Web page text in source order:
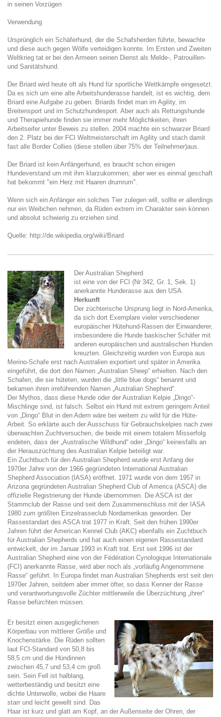
in seinen Vorzügen
Verwendung
Ursprünglich ein Schäferhund, der die Schafsherden führte, bewachte
und diese auch gegen Wölfe verteidigen konnte. Im Ersten und Zweiten
Weltkrieg tat er bei den Armeen seinen Dienst als Melde-, Patrouillen-
und Sanitätshund.
Der Briard wird heute oft als Hund für sportliche Wettkämpfe eingesetzt.
Da es sich um eine alte Arbeitshunderasse handelt, ist es wichtig, dem
Briard eine Aufgabe zu geben. Briards findet man im Agility, im
Breitensport und im Schutzhundesport. Aber auch als Rettungshunde
und Therapiehunde finden sie immer mehr Möglichkeiten, ihren
Arbeitseifer unter Beweis zu stellen. 2004 machte ein schwarzer Briard
den 2. Platz bei der FCI Weltmeisterschaft im Agility und stach damit
fast alle Border Collies (diese stellen über 75% der Teilnehmer)aus.
Der Briard ist kein Anfängerhund, es braucht schon einigen
Hundeverstand um mit ihm klarzukommen; aber wer es einmal geschaft
hat bekommt "ein Herz mit Haaren drumrum".
Wenn sich ein Anfänger ein solches Tier zulegen will, sollte er allerdings
nur ein Weibchen nehmen, da Rüden extrem im Charakter sein können
und absolut schwierig zu erziehen sind.
Quelle: http://de.wikipedia.org/wiki/Briard
Der Australian Shepherd
ist eine von der FCI (Nr 342, Gr. 1, Sek. 1)
anerkannte Hunderasse aus den USA.
Herkunft
Der züchterische Ursprung liegt in Nord-Amerika,
da sich dort Exemplare vieler verschiedener
europäischer Hütehund-Rassen der Einwanderer,
insbesondere die Hunde baskischer Schäfer mit
anderen europäischen und australischen Hunden
kreuzten. Gleichzeitig wurden von Europa aus
Merino-Schafe erst nach Australien exportiert und später in Amerika
eingeführt, die dort den Namen „Australian Sheep“ erhielten. Nach den
Schafen, die sie hüteten, wurden die „little blue dogs“ benannt und
bekamen ihren irreführenden Namen „Australian Shepherd“.
Der Mythos, dass diese Hunde oder der Australian Kelpie „Dingo“-
Mischlinge sind, ist falsch. Selbst ein Hund mit extrem geringem Anteil
von „Dingo“ Blut in den Adern wäre bei weitem zu wild für die Hüte-
Arbeit. So erklärte auch der Ausschuss für Gebrauchskelpies nach zwei
überwachten Zuchtversuchen, die beide mit einem totalem Misserfolg
endeten, dass der „Australische Wildhund“ oder „Dingo“ keinesfalls an
der Herauszüchtung des Australian Kelpie beteiligt war.
Ein Zuchtbuch für den Australian Shepherd wurde erst Anfang der
1970er Jahre von der 1966 gegründeten International Australian
Shepherd Association (IASA) eröffnet. 1971 wurde von dem 1957 in
Arizona gegründeten Australian Shepherd Club of America (ASCA) die
offizielle Registrierung der Hunde übernommen. Die ASCA ist der
Stammclub der Rasse und seit dem Zusammenschluss mit der IASA
1980 zum größten Einzelrasseclub Nordamerikas geworden. Der
Rassestandart des ASCA trat 1977 in Kraft. Seit den frühen 1990er
Jahren führt der American Kennel Club (AKC) ebenfalls ein Zuchtbuch
für Australian Shepherds und hat auch einen eigenen Rassestandard
entwickelt, der im Januar 1993 in Kraft trat. Erst seit 1996 ist der
Australian Shepherd eine von der Fédération Cynologique Internationale
(FCI) anerkannte Rasse, wird aber noch als „vorläufig Angenommene
Rasse“ geführt. In Europa findet man Australian Shepherds erst seit den
1970er Jahren, seitdem aber immer öfter, so dass Kenner der Rasse
und verantwortungsvolle Züchter mittlerweile die Überzüchtung „ihrer“
Rasse befürchten müssen.
Er besitzt einen ausgeglichenen
Körperbau von mittlerer Größe und
Knochenstärke. Die Rüden sollten
laut FCI-Standard von 50,8 bis
58,5 cm und die Hündinnen
zwischen 45,7 und 53,4 cm groß
sein. Sein Fell ist halblang,
wetterbeständig und besitzt eine
dichte Unterwolle, wobei die Haare
starr und leicht gewellt sind. Das
Haar ist kurz und glatt am Kopf, an der Außenseite der Ohren, der